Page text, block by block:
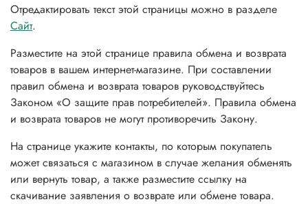
Отредактировать текст этой страницы можно в разделе
Сайт.
Разместите на этой странице правила обмена и возврата
товаров в вашем интернет-магазине. При составлении
правил обмена и возврата товаров руководствуйтесь
Законом «О защите прав потребителей». Правила обмена
и возврата товаров не могут противоречить Закону.
На странице укажите контакты, по которым покупатель
может связаться с магазином в случае желания обменять
или вернуть товар, а также разместите ссылку на
скачивание заявления о возврате или обмене товара.